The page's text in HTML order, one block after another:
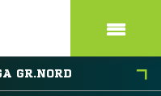
GR.NORD